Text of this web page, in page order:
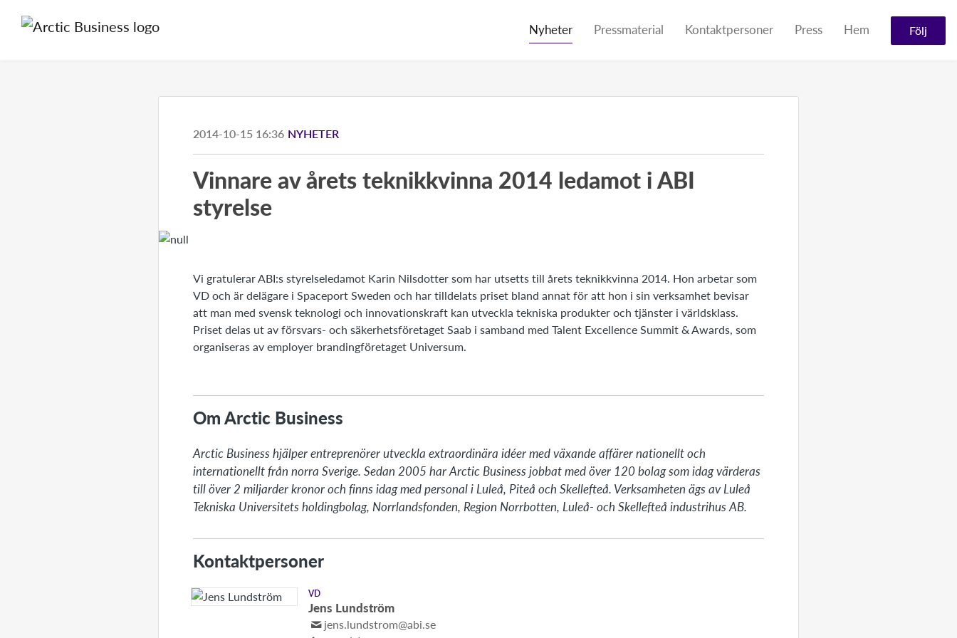
Nyheter Pressmaterial Kontaktpersoner Press Hem Följ
2014-10-15 16:36 NYHETER
Vinnare av årets teknikkvinna 2014 ledamot i ABI
styrelse
Vi gratulerar ABI:s styrelseledamot Karin Nilsdotter som har utsetts till årets teknikkvinna 2014. Hon arbetar som
VD och är delägare i Spaceport Sweden och har tilldelats priset bland annat för att hon i sin verksamhet bevisar
att man med svensk teknologi och innovationskraft kan utveckla tekniska produkter och tjänster i världsklass.
Priset delas ut av försvars- och säkerhetsföretaget Saab i samband med Talent Excellence Summit & Awards, som
organiseras av employer brandingföretaget Universum.
Om Arctic Business
Arctic Business hjälper entreprenörer utveckla extraordinära idéer med växande affärer nationellt och
internationellt från norra Sverige. Sedan 2005 har Arctic Business jobbat med över 120 bolag som idag värderas
till över 2 miljarder kronor och finns idag med personal i Luleå, Piteå och Skellefteå. Verksamheten ägs av Luleå
Tekniska Universitets holdingbolag, Norrlandsfonden, Region Norrbotten, Luleå- och Skellefteå industrihus AB.
Kontaktpersoner
VD
Jens Lundström
jens.lundstrom@abi.se